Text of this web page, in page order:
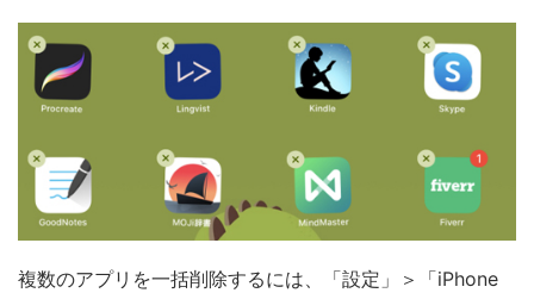
複数のアプリを一括削除するには、「設定」＞「iPhone